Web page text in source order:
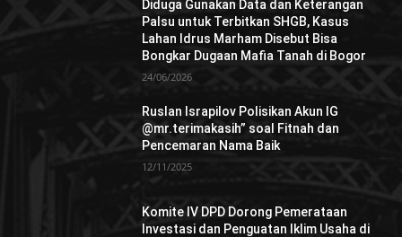
Diduga Gunakan Data dan Keterangan
Palsu untuk Terbitkan SHGB, Kasus
Lahan Idrus Marham Disebut Bisa
Bongkar Dugaan Mafia Tanah di Bogor
24/06/2026
Ruslan Israpilov Polisikan Akun IG
@mr.terimakasih” soal Fitnah dan
Pencemaran Nama Baik
12/11/2025
Komite IV DPD Dorong Pemerataan
Investasi dan Penguatan Iklim Usaha di